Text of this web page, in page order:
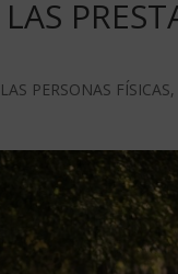
PERSONAS FÍSICAS,